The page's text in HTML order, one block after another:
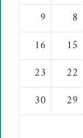
8
9
15
16
22
23
29
30